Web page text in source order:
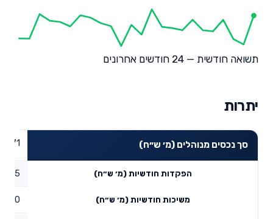
תשואה חודשית — 24 חודשים אחרונים
יתרות
סך נכסים מנוהלים (מ׳ ש״ח)
הפקדות חודשיות (מ׳ ש״ח) 1.5
משיכות חודשיות (מ׳ ש״ח) 0